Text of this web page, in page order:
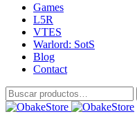
Games
L5R
VTES
Warlord: SotS
Blog
Contact
Buscar
por: